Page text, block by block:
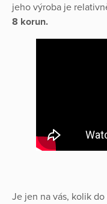
jeho výroba je
8 korun.
Je jen na vás, kolik